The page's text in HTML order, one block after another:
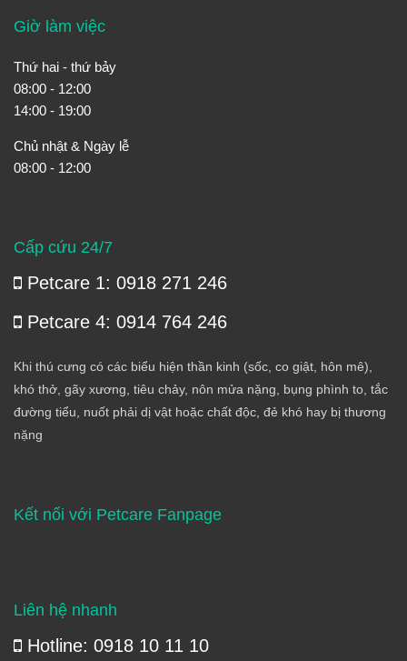
Giờ làm việc
Thứ hai - thứ bảy
08:00 - 12:00
14:00 - 19:00
Chủ nhật & Ngày lễ
08:00 - 12:00
Cấp cứu 24/7
Petcare 1: 0918 271 246
Petcare 4: 0914 764 246
Khi thú cưng có các biểu hiện thần kinh (sốc, co giật, hôn mê),
khó thở, gãy xương, tiêu chảy, nôn mửa nặng, bụng phình to, tắc
đường tiểu, nuốt phải dị vật hoặc chất độc, đẻ khó hay bị thương
nặng
Kết nối với Petcare Fanpage
Liên hệ nhanh
Hotline: 0918 10 11 10